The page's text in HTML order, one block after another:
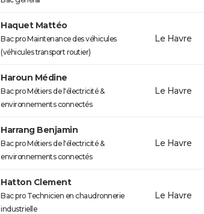
Haquet Mattéo
Bac pro Maintenance des véhicules
(véhicules transport routier)
Le Havre
Haroun Médine
Bac pro Métiers de l'électricité &
environnements connectés
Le Havre
Harrang Benjamin
Bac pro Métiers de l'électricité &
environnements connectés
Le Havre
Hatton Clement
Bac pro Technicien en chaudronnerie
industrielle
Le Havre